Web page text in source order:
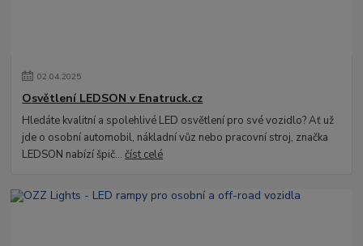
02.04.2025
Osvětlení LEDSON v Enatruck.cz
Hledáte kvalitní a spolehlivé LED osvětlení pro své vozidlo? Ať už
jde o osobní automobil, nákladní vůz nebo pracovní stroj, značka
LEDSON nabízí špič...číst celé